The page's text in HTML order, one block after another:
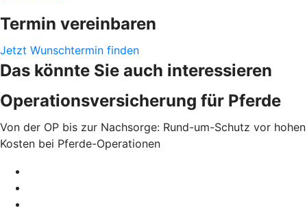
Termin vereinbaren
Jetzt Wunschtermin finden
Das könnte Sie auch interessieren
Operationsversicherung für Pferde
Von der OP bis zur Nachsorge: Rund-um-Schutz vor hohen
Kosten bei Pferde-Operationen